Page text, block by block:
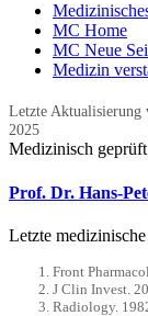
MC Home
MC Neue
Medizin
Letzte Aktualisierung
2025
Medizinisch
Prof. Dr. Hans-
Letzte
Front
J Clin Invest.
Radiology.